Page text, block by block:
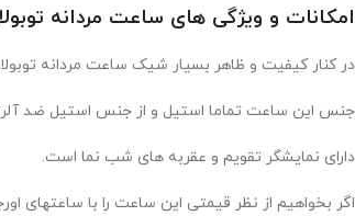
امکانات و ویژگی های ساعت مردانه
در کنار کیفیت و ظاهر بسیار شیک ساعت مردانه
جنس این ساعت تماما استیل و از جنس استیل ضد
دارای نمایشگر تقویم و عقربه های شب نما است.
اگر بخواهیم از نظر قیمتی این ساعت را با ساعتهای